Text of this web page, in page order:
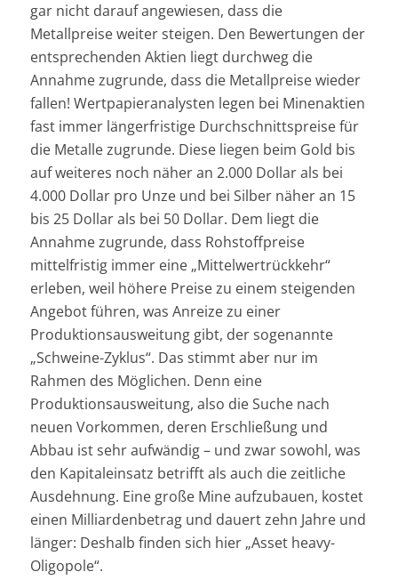
gar nicht darauf angewiesen, dass die
Metallpreise weiter steigen. Den Bewertungen der
entsprechenden Aktien liegt durchweg die
Annahme zugrunde, dass die Metallpreise wieder
fallen! Wertpapieranalysten legen bei Minenaktien
fast immer längerfristige Durchschnittspreise für
die Metalle zugrunde. Diese liegen beim Gold bis
auf weiteres noch näher an 2.000 Dollar als bei
4.000 Dollar pro Unze und bei Silber näher an 15
bis 25 Dollar als bei 50 Dollar. Dem liegt die
Annahme zugrunde, dass Rohstoffpreise
mittelfristig immer eine „Mittelwertrückkehr“
erleben, weil höhere Preise zu einem steigenden
Angebot führen, was Anreize zu einer
Produktionsausweitung gibt, der sogenannte
„Schweine-Zyklus“. Das stimmt aber nur im
Rahmen des Möglichen. Denn eine
Produktionsausweitung, also die Suche nach
neuen Vorkommen, deren Erschließung und
Abbau ist sehr aufwändig – und zwar sowohl, was
den Kapitaleinsatz betrifft als auch die zeitliche
Ausdehnung. Eine große Mine aufzubauen, kostet
einen Milliardenbetrag und dauert zehn Jahre und
länger: Deshalb finden sich hier „Asset heavy-
Oligopole“.